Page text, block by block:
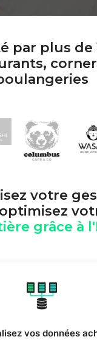
par plus de
votre
grâce à
vos données